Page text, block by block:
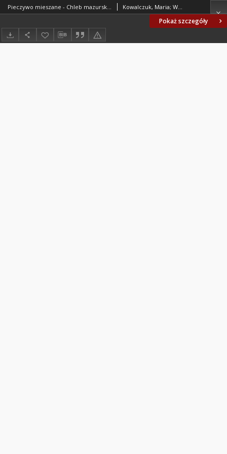
Pokaż szczegóły
Pieczywo mieszane - Chleb mazurski BN-77/8073-08 Kowalczuk, Maria; Węgiełek, Kazimierz; SPOŁEM CZSS Zakład Badawczy Przemysłu Piekarskiego, Warszawa. Oprac.